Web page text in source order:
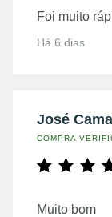
Foi muito
Há 6 dias
José
COMPRA
Muito bom